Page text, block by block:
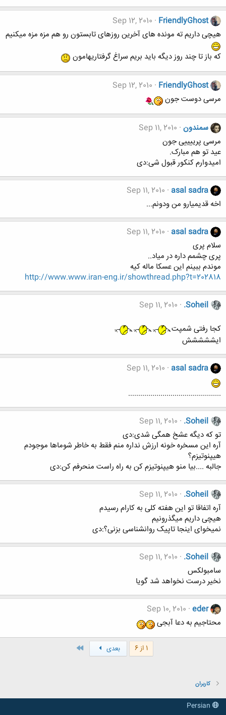
FriendlyGhost
Sep 12, 2010
هیچی داریم ته مونده های آخرین روزهای تابستون رو هم مزه مزه میکنیم
که باز تا چند روز دیگه باید بریم سراغ گرفتاریهامون
FriendlyGhost
Sep 12, 2010
مرسی دوست جون
سمندون Sep 11, 2010
مرسی پرییییی جون
عید تو هم مبارک.
امیدوارم کنکور قبول شی:دی
asal sadra
Sep 11, 2010
اخه قدیمیارو من ودونم...
asal sadra
Sep 11, 2010
سلام پری
پری چشمم داره در میاد..
موندم ببینم این عسکا ماله کیه
http://www.www.iran-eng.ir/showthread.php?t=202818
.Soheil
Sep 11, 2010
کجا رفتی شمپت
ایششششش
asal sadra
Sep 11, 2010
..............................................
.Soheil
Sep 11, 2010
تو که دیگه عشخ همگی شدی:دی
آره این مسخره خونه ارزش نداره منم فقط به خاطر شوماها موجودم
هیپنوتیزم؟
جالبه ....بیا منو هیپنوتیزم کن به راه راست منحرفم کن:دی
.Soheil
Sep 11, 2010
آره اتفاقا تو این هفته کلی به کارام رسیدم
هیچی داریم میگذرونیم
نمیخوای اینجا تاپیک روانشناسی بزنی؟:دی
.Soheil
Sep 11, 2010
سامبولکس
نخیر درست نخواهد شد گویا
eder
Sep 10, 2010
محتاجیم به دعا آبجی
1 از 6 بعدی
کاربران